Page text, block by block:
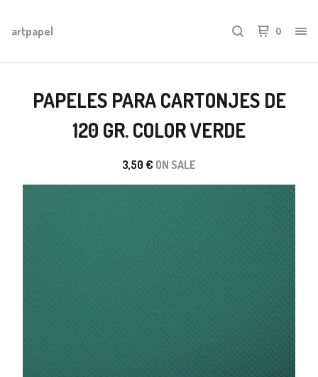
artpapel 0
PAPELES PARA CARTONJES DE
120 GR. COLOR VERDE
3,50 € ON SALE